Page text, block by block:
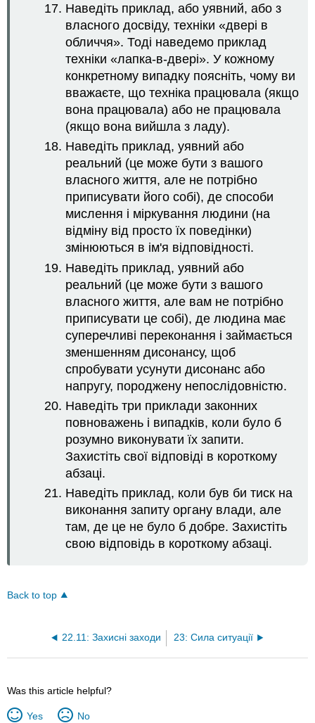
Наведіть приклад, або уявний, або з
власного досвіду, техніки «двері в
обличчя». Тоді наведемо приклад
техніки «лапка-в-двері». У кожному
конкретному випадку поясніть, чому ви
вважаєте, що техніка працювала (якщо
вона працювала) або не працювала
(якщо вона вийшла з ладу).
Наведіть приклад, уявний або
реальний (це може бути з вашого
власного життя, але не потрібно
приписувати його собі), де способи
мислення і міркування людини (на
відміну від просто їх поведінки)
змінюються в ім'я відповідності.
Наведіть приклад, уявний або
реальний (це може бути з вашого
власного життя, але вам не потрібно
приписувати це собі), де людина має
суперечливі переконання і займається
зменшенням дисонансу, щоб
спробувати усунути дисонанс або
напругу, породжену непослідовністю.
Наведіть три приклади законних
повноважень і випадків, коли було б
розумно виконувати їх запити.
Захистіть свої відповіді в короткому
абзаці.
Наведіть приклад, коли був би тиск на
виконання запиту органу влади, але
там, де це не було б добре. Захистіть
свою відповідь в короткому абзаці.
Back to top
22.11: Захисні заходи 23: Сила ситуації
Was this article helpful?
Yes No